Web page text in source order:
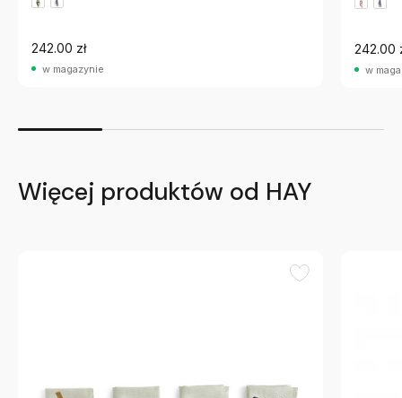
242.00 zł
w magazynie
242.00
w
Więcej produktów od HAY